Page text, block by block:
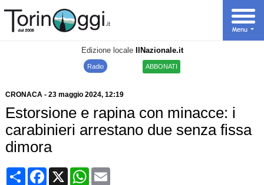
Edizione locale IlNazionale.it
Radio ABBONATI
CRONACA- 23 maggio 2024, 12:19
Estorsione e rapina con minacce: i
carabinieri arrestano due senza fissa
dimora
CondividiFacebook
X WhatsApp
Email